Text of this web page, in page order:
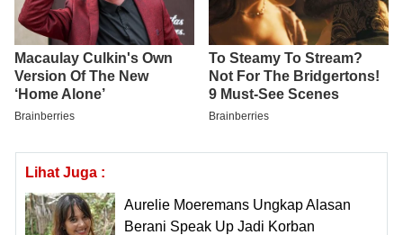
Lihat Juga :
Aurelie Moeremans Ungkap Alasan
Berani Speak Up Jadi Korban